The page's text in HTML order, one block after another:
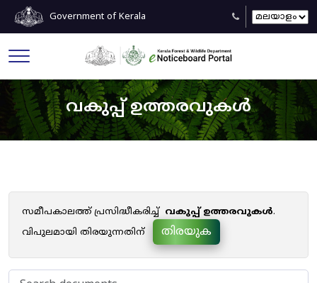
Government of Kerala
വകുപ്പ് ഉത്തരവുകൾ
സമീപകാലത്ത് പ്രസിദ്ധീകരിച്ച് വകുപ്പ് ഉത്തരവുകൾ.
വിപുലമായി തിരയുന്നതിന്
തിരയുക